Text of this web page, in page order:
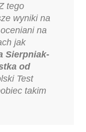
tego
wyniki na
na
jak
Sierpniak-
od
Test
takim